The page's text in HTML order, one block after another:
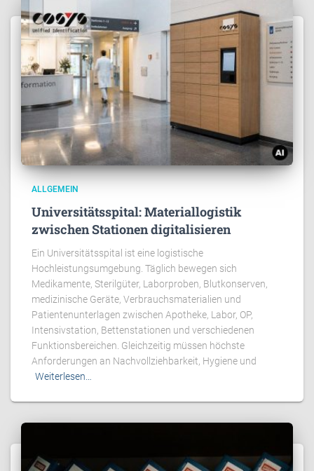
ALLGEMEIN
Universitätsspital: Materiallogistik
zwischen Stationen digitalisieren
Ein Universitätsspital ist eine logistische
Hochleistungsumgebung. Täglich bewegen sich
Medikamente, Sterilgüter, Laborproben, Blutkonserven,
medizinische Geräte, Verbrauchsmaterialien und
Patientenunterlagen zwischen Apotheke, Labor, OP,
Intensivstation, Bettenstationen und verschiedenen
Funktionsbereichen. Gleichzeitig müssen höchste
Anforderungen an Nachvollziehbarkeit, Hygiene und
Weiterlesen…